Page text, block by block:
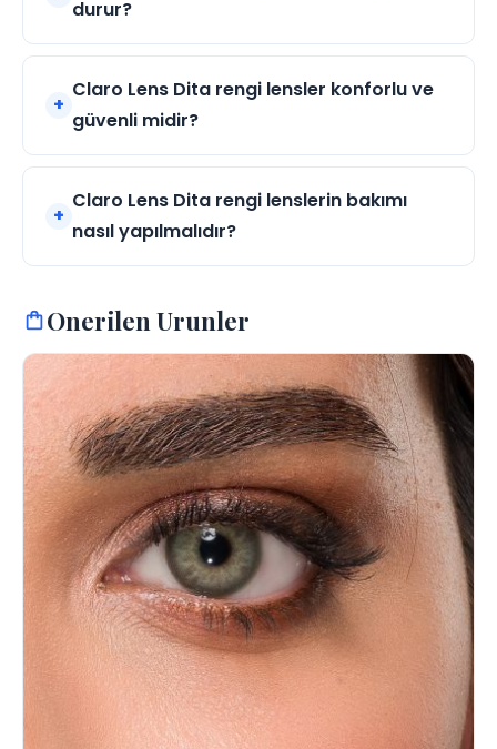
durur?
Claro Lens Dita rengi lensler konforlu ve
güvenli midir?
Claro Lens Dita rengi lenslerin bakımı
nasıl yapılmalıdır?
Onerilen Urunler